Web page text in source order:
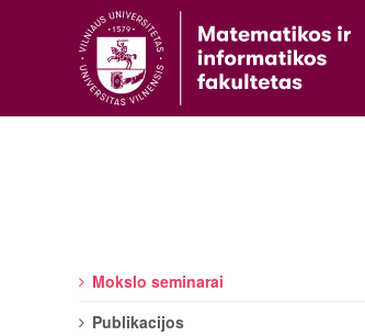
Mokslo seminarai
Publikacijos